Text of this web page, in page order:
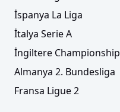
İspanya La Liga
İtalya Serie A
İngiltere Championship
Almanya 2. Bundesliga
Fransa Ligue 2